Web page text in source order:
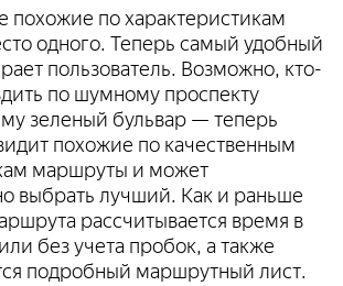
похожие по характеристикам
одного. Теперь самый удобный
пользователь. Возможно, кто-
по шумному проспекту
зеленый бульвар — теперь
похожие по качественным
маршруты и может
выбрать лучший. Как и раньше
рассчитывается время в
без учета пробок, а также
подробный маршрутный лист.